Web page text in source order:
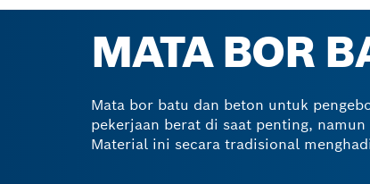
MATA BOR
Mata bor batu dan beton untuk
pekerjaan berat di saat penting,
Material ini secara tradisional